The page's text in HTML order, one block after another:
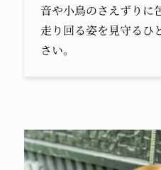
音や小鳥のさえずりに
走り回る姿を見守るひ
さい。